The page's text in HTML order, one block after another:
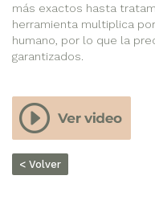
más exactos hasta
herramienta multiplica
humano, por lo que la
garantizados.
< Volver